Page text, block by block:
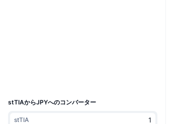
stTIAからJPYへのコンバーター
stTIA